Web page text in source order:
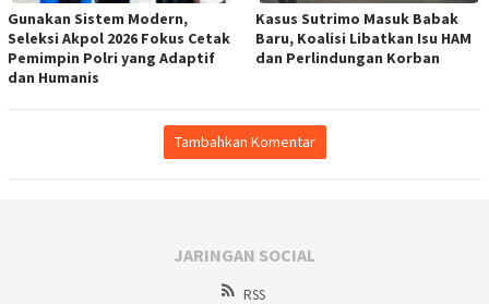
Gunakan Sistem Modern,
Seleksi Akpol 2026 Fokus Cetak
Pemimpin Polri yang Adaptif
dan Humanis
Kasus Sutrimo Masuk Babak
Baru, Koalisi Libatkan Isu HAM
dan Perlindungan Korban
Tambahkan Komentar
JARINGAN SOCIAL
RSS